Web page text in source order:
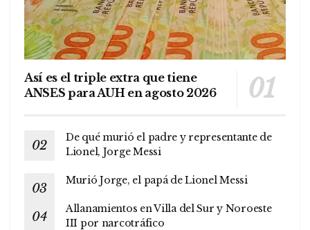
Así es el triple extra que tiene
ANSES para AUH en agosto 2026
De qué murió el padre y representante de
Lionel, Jorge Messi
Murió Jorge, el papá de Lionel Messi
Allanamientos en Villa del Sur y Noroeste
III por narcotráfico